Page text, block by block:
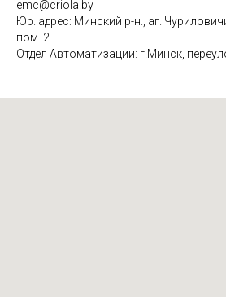
emc@criola.by
Юр. адрес: Минский р-н., аг.
пом. 2
Отдел Автоматизации: г.Минск,